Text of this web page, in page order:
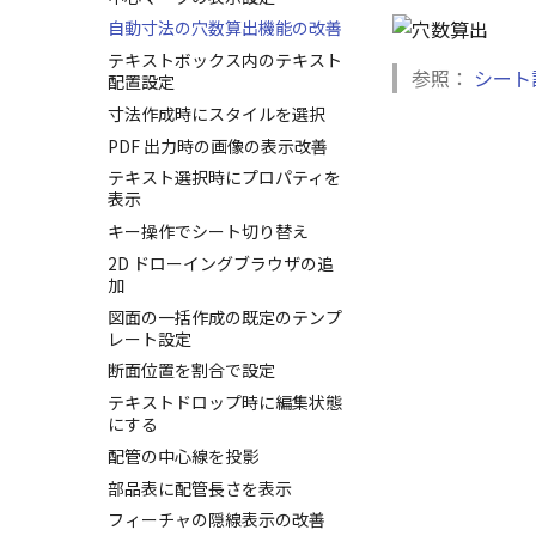
録
3D 曲線 - 中心点の拘束
塗りつぶし・グラデーションの
透明度設定
レイヤーのフリーズ/解除機能
の追加
溶接記号の JIS 規格更新
寸法許容差の位置設定の改善
面の指示記号の個別設定
寸法編集時のカスタム記号を登
録
画像の透明度設定
選択フィルターのデフォルト設
定
自動寸法の穴数算出機能の改善
テキストボックス内のテキスト
配置設定
寸法作成時にスタイルを選択
PDF 出力時の画像の表示改善
テキスト選択時にプロパティを
表示
キー操作でシート切り替え
2D ドローイングブラウザの追
加
図面の一括作成の既定のテンプ
レート設定
断面位置を割合で設定
テキストドロップ時に編集状態
にする
配管の中心線を投影
部品表に配管長さを表示
フィーチャの隠線表示の改善
参照： シー